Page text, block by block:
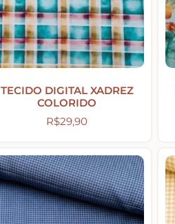
TECIDO DIGITAL XADREZ
COLORIDO
R$29,90